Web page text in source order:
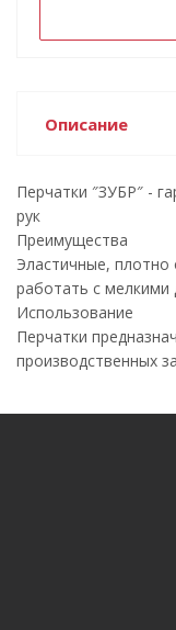
Описание
Перчатки ″ЗУБР″ -
рук
Преимущества
Эластичные, плотно
работать с мелкими
Использование
Перчатки
производственных